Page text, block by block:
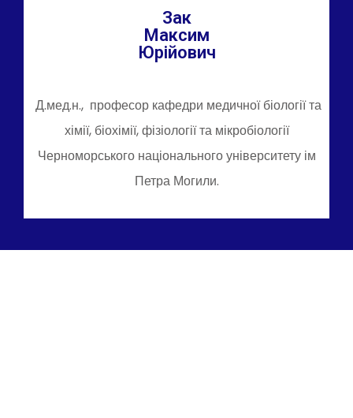
Зак
Максим
Юрійович
Д.мед.н., професор кафедри медичної біології та
хімії, біохімії, фізіології та мікробіології
Черноморського національного університету ім
Петра Могили.